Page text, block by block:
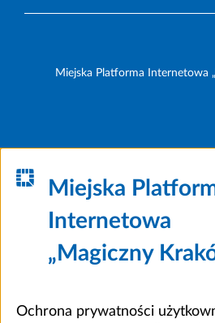
Miejska Platforma Internetowa
Miejska
Internetowa
„Magiczny
Ochrona prywatności